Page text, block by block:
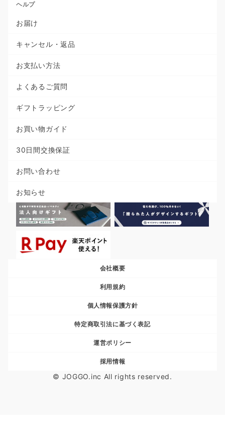
ヘルプ
お届け
キャンセル・返品
お支払い方法
よくあるご質問
ギフトラッピング
お買い物ガイド
30日間交換保証
お問い合わせ
お知らせ
会社概要
利用規約
個人情報保護方針
特定商取引法に基づく表記
運営ポリシー
採用情報
© JOGGO.inc All rights reserved.